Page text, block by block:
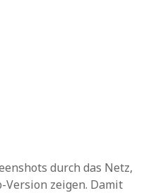
durch das Netz,
Version zeigen. Damit